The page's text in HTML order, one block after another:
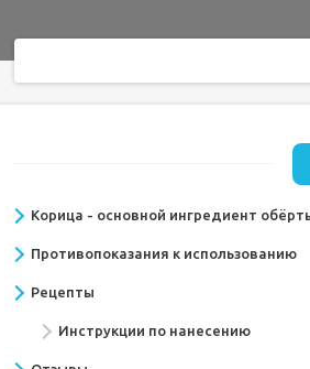
Корица - основной ингредиент
Противопоказания к использованию
Рецепты
Инструкции по нанесению